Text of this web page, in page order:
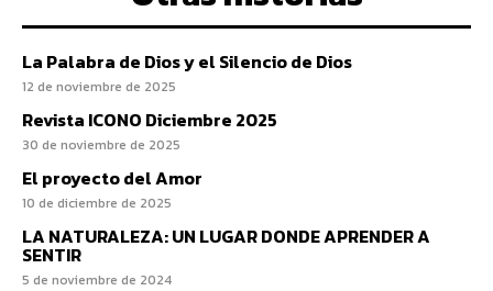
La Palabra de Dios y el Silencio de Dios
12 de noviembre de 2025
Revista ICONO Diciembre 2025
30 de noviembre de 2025
El proyecto del Amor
10 de diciembre de 2025
LA NATURALEZA: UN LUGAR DONDE APRENDER A
SENTIR
5 de noviembre de 2024